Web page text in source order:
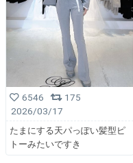
6546
175
2026/03/17
たまにする天パっぽい髪型ピ
トーみたいですき